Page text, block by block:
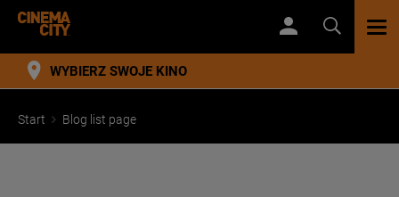
WYBIERZ SWOJE KINO
Start Blog list page